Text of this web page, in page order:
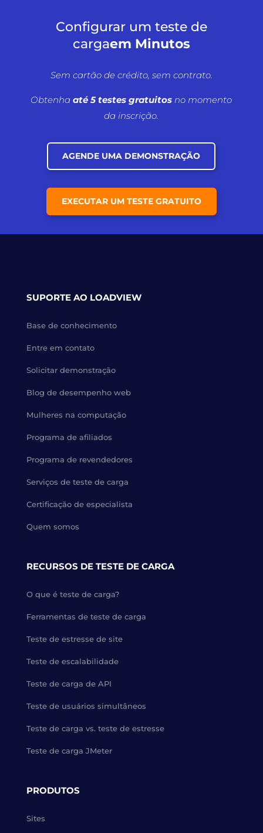
Configurar um teste de
cargaem Minutos
Sem cartão de crédito, sem contrato.
Obtenhaaté 5 testes gratuitos no momento
da inscrição.
AGENDE UMA DEMONSTRAÇÃO
EXECUTAR UM TESTE GRATUITO
SUPORTE AO LOADVIEW
Base de conhecimento
Entre em contato
Solicitar demonstração
Blog de desempenho web
Mulheres na computação
Programa de afiliados
Programa de revendedores
Serviços de teste de carga
Certificação de especialista
Quem somos
RECURSOS DE TESTE DE CARGA
O que é teste de carga?
Ferramentas de teste de carga
Teste de estresse de site
Teste de escalabilidade
Teste de carga de API
Teste de usuários simultâneos
Teste de carga vs. teste de estresse
Teste de carga JMeter
PRODUTOS
Sites